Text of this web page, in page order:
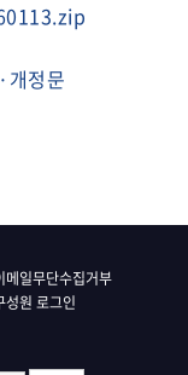
개정문
메일무단수집거부
성원 로그인